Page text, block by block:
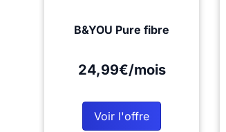
B&YOU Pure fibre
24,99€/mois
Voir l'offre